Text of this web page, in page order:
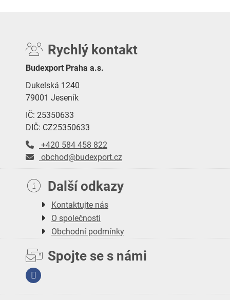
Rychlý kontakt
Budexport Praha a.s.
Dukelská 1240
79001 Jeseník
IČ: 25350633
DIČ: CZ25350633
+420 584 458 822
obchod@budexport.cz
Další odkazy
Kontaktujte nás
O společnosti
Obchodní podmínky
Spojte se s námi